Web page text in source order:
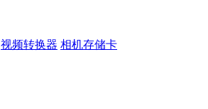
视频转换器 相机存储卡